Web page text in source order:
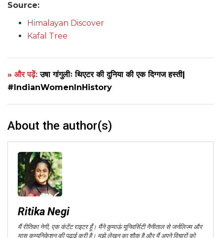
Source:
Himalayan Discover
Kafal Tree
» और पढ़ें:उषा गांगुलीः थिएटर की दुनिया की एक दिग्गज हस्ती|
#IndianWomenInHistory
About the author(s)
Ritika Negi
मैं रीतिका नेगी, एक कंटेंट राइटर हूँ। मैंने कुमाऊं यूनिवर्सिटी नैनीताल से जर्नलिज्म और
मास कम्युनिकेशन की पढ़ाई करी है। मुझे लेखन का शौक है और मैं अपने विचारों को